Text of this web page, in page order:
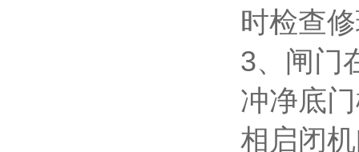
时检查
3、闸门
冲净底
相启闭